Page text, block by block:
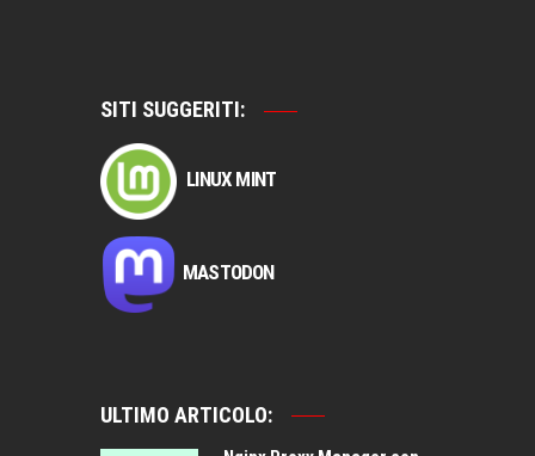
SITI SUGGERITI:
LINUX MINT
MASTODON
ULTIMO ARTICOLO: